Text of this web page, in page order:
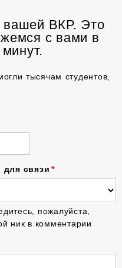
вашей ВКР. Это
с вами в
тысячам студентов,
связи
пожалуйста,
ник в комментарии